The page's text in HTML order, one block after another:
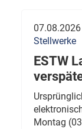
07.08.2026
Stellwerke
ESTW
Montag